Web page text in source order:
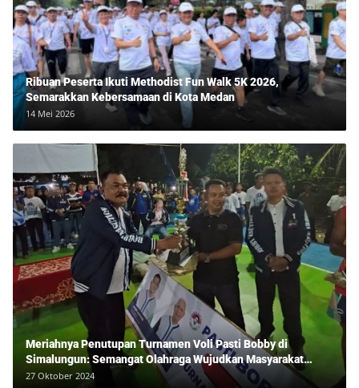
Ribuan Peserta Ikuti Methodist Fun Walk 5K 2026,
Semarakkan Kebersamaan di Kota Medan
14 Mei 2026
Meriahnya Penutupan Turnamen Voli Pasti Bobby di
Simalungun: Semangat Olahraga Wujudkan Masyarakat
Sehat Bersama Erwan Rozadi dan Ribuan Penonton!
27 Oktober 2024